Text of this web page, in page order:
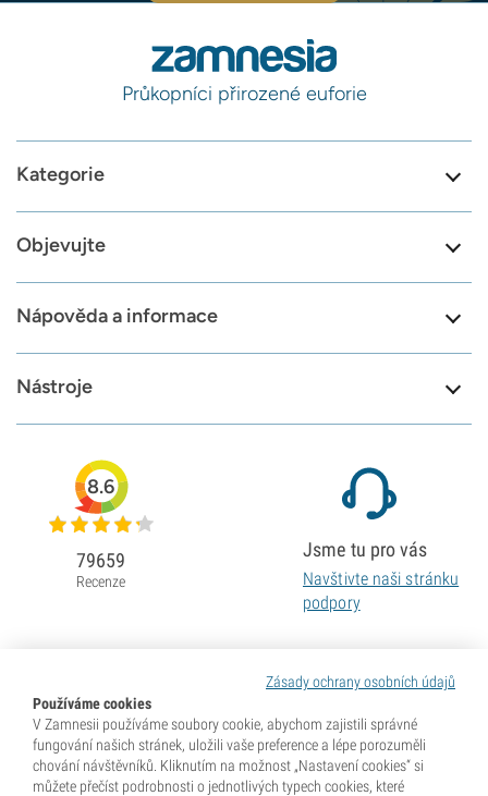
Průkopníci přirozené euforie
Kategorie
Objevujte
Nápověda a informace
Nástroje
Zásady ochrany osobních údajů
Používáme cookies
V Zamnesii používáme soubory cookie, abychom zajistili správné
fungování našich stránek, uložili vaše preference a lépe porozuměli
chování návštěvníků. Kliknutím na možnost „Nastavení cookies“ si
můžete přečíst podrobnosti o jednotlivých typech cookies, které
8.6
79659
Recenze
Jsme tu pro vás
Navštivte naši stránku
podpory